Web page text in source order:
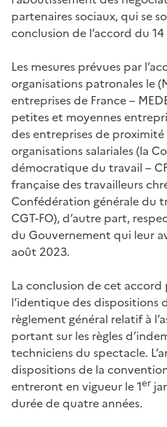
partenaires sociaux, qui se
conclusion de l’accord du
Les mesures prévues par
organisations patronales le
entreprises de France –
petites et moyennes
des entreprises de proximité
organisations salariales (la
démocratique du travail –
française des travailleurs
Confédération générale du
CGT-FO), d’autre part,
du Gouvernement qui leur
août 2023.
La conclusion de cet
l’identique des dispositions
règlement général relatif à
portant sur les règles
techniciens du spectacle.
dispositions de la
entreront en vigueur le 1er
durée de quatre années.